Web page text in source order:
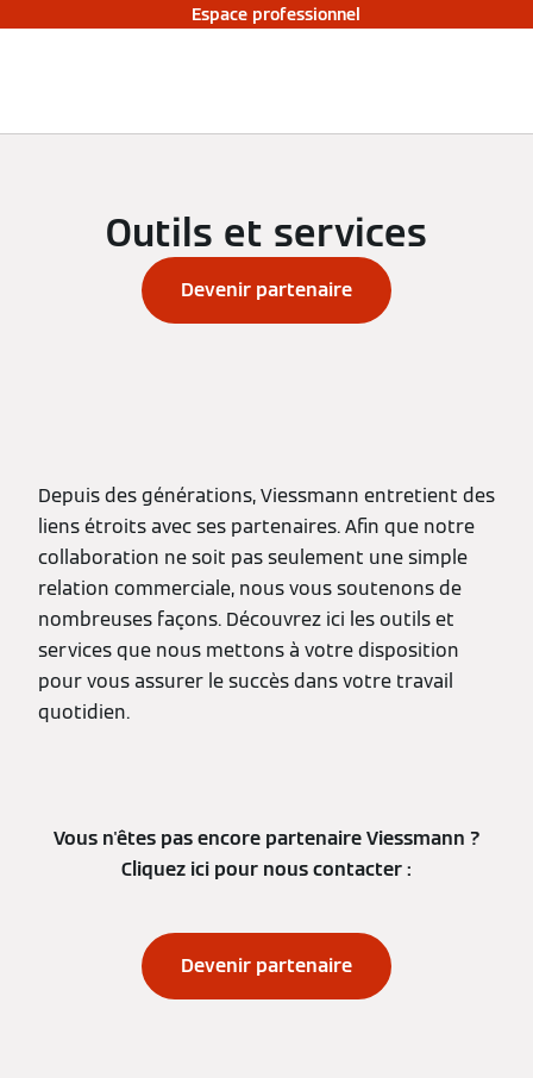
Espace professionnel
Outils et services
Devenir partenaire
Depuis des générations, Viessmann entretient des
liens étroits avec ses partenaires. Afin que notre
collaboration ne soit pas seulement une simple
relation commerciale, nous vous soutenons de
nombreuses façons. Découvrez ici les outils et
services que nous mettons à votre disposition
pour vous assurer le succès dans votre travail
quotidien.
Vous n'êtes pas encore partenaire Viessmann ?
Cliquez ici pour nous contacter :
Devenir partenaire